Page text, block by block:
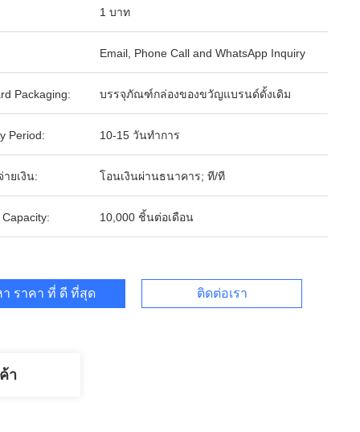
1 บาท
Email, Phone Call and WhatsApp Inquiry
Packaging: บรรจุภัณฑ์กล่องของขวัญแบรนด์ดั้งเดิม
Period: 10-15 วันทำการ
ยเงิน: โอนเงินผ่านธนาคาร; ที/ที
10,000 ชิ้นต่อเดือน
า ราคา ที่ ดี ที่สุด ติดต่อเรา
า